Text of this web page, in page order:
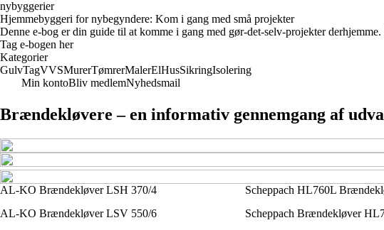
nybyggerier
Hjemmebyggeri for nybegyndere: Kom i gang med små projekter
Denne e-bog er din guide til at komme i gang med gør-det-selv-projekter
Tag e-bogen her
Kategorier
GulvTagVVSMurerTømrerMalerElHusSikringIsolering
Min kontoBliv medlemNyhedsmail
Brændekløvere – en informativ gennemgang af
AL-KO Brændekløver LSH 370/4 Scheppach HL760L
AL-KO Brændekløver LSV 550/6
Scheppach Brændekløver